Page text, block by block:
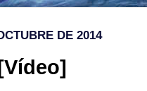
DE 2014